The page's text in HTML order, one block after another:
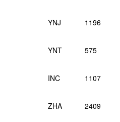
YNJ 1196
YNT 575
INC 1107
ZHA 2409